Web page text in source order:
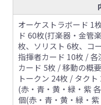
オーケストラボード 1
ド 60枚(打楽器・金管
枚、ソリスト 6枚、コ
指揮者カード 10枚 /
カード 5枚 / 移動の概
トークン 24枚 / タク
(赤・青・黄・緑・紫
個(赤・青・黄・緑・